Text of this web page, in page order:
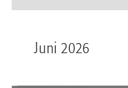
Juni 2026